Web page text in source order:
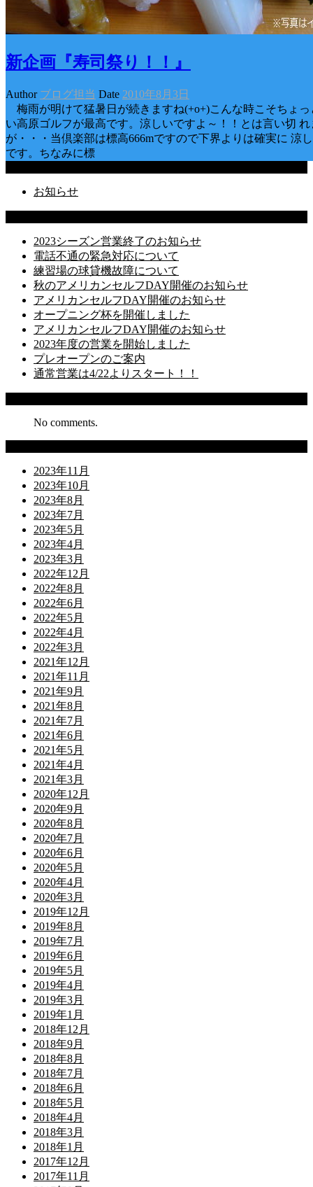
新企画『寿司祭り！！』
Author ブログ担当 Date 2010年8月3日
梅雨が明けて猛暑日が続きますね(+o+)こんな時こそちょっ
い高原ゴルフが最高です。涼しいですよ～！！とは言い切 れ
が・・・当倶楽部は標高666mですので下界よりは確実に 涼
です。ちなみに標
お知らせ
2023シーズン営業終了のお知らせ
電話不通の緊急対応について
練習場の球貸機故障について
秋のアメリカンセルフDAY開催のお知らせ
アメリカンセルフDAY開催のお知らせ
オープニング杯を開催しました
アメリカンセルフDAY開催のお知らせ
2023年度の営業を開始しました
プレオープンのご案内
通常営業は4/22よりスタート！！
No comments.
2023年11月
2023年10月
2023年8月
2023年7月
2023年5月
2023年4月
2023年3月
2022年12月
2022年8月
2022年6月
2022年5月
2022年4月
2022年3月
2021年12月
2021年11月
2021年9月
2021年8月
2021年7月
2021年6月
2021年5月
2021年4月
2021年3月
2020年12月
2020年9月
2020年8月
2020年7月
2020年6月
2020年5月
2020年4月
2020年3月
2019年12月
2019年8月
2019年7月
2019年6月
2019年5月
2019年4月
2019年3月
2019年1月
2018年12月
2018年9月
2018年8月
2018年7月
2018年6月
2018年5月
2018年4月
2018年3月
2018年1月
2017年12月
2017年11月